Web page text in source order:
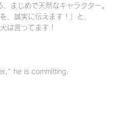
まじめで天然なキャラクター。
、誠実に伝えます！」と、
は言ってます！
he is committing.